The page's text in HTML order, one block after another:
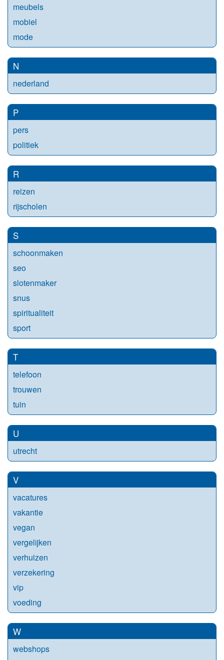
meubels
mobiel
mode
N
nederland
P
pers
politiek
R
reizen
rijscholen
S
schoonmaken
seo
slotenmaker
snus
spiritualiteit
sport
T
telefoon
trouwen
tuin
U
utrecht
V
vacatures
vakantie
vegan
vergelijken
verhuizen
verzekering
vip
voeding
W
webshops